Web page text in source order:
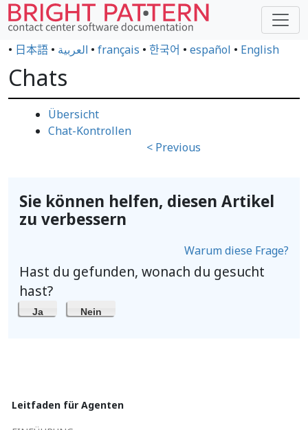
• 日本語 • العربية • français • 한국어 • español • English
Chats
Übersicht
Chat-Kontrollen
< Previous
Sie können helfen, diesen Artikel
zu verbessern
Warum diese Frage?
Hast du gefunden, wonach du gesucht
hast?
Ja Nein
Leitfaden für Agenten